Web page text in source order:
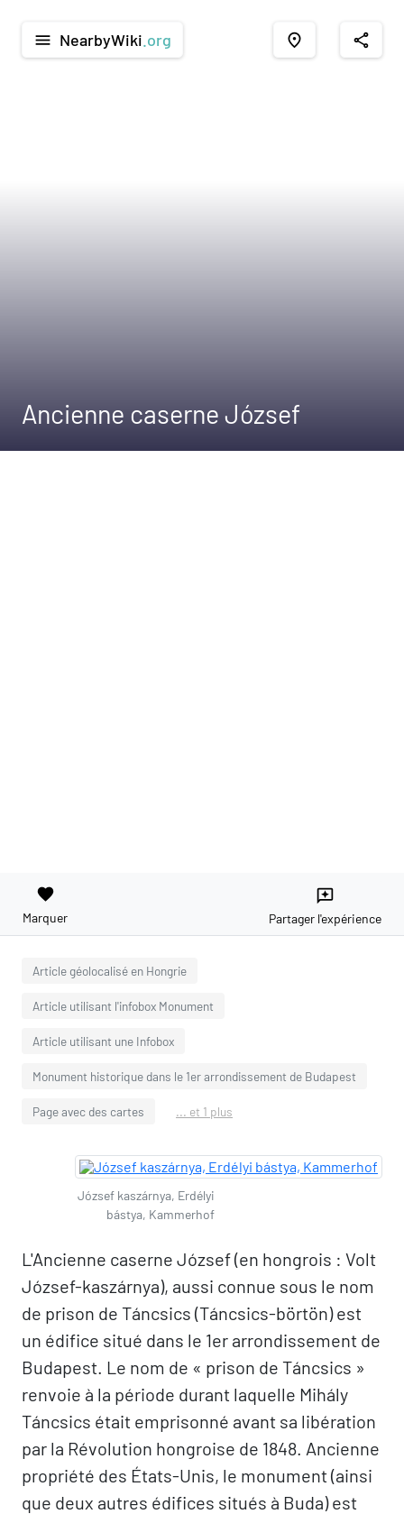
menu NearbyWiki .org place share
Ancienne caserne József
favorite
Marquer
reviews
Partager l'expérience
Article géolocalisé en Hongrie
Article utilisant l'infobox Monument
Article utilisant une Infobox
Monument historique dans le 1er arrondissement de Budapest
Page avec des cartes ... et 1 plus
József kaszárnya, Erdélyi
bástya, Kammerhof
L'Ancienne caserne József (en hongrois : Volt
József-kaszárnya), aussi connue sous le nom
de prison de Táncsics (Táncsics-börtön) est
un édifice situé dans le 1er arrondissement de
Budapest. Le nom de « prison de Táncsics »
renvoie à la période durant laquelle Mihály
Táncsics était emprisonné avant sa libération
par la Révolution hongroise de 1848. Ancienne
propriété des États-Unis, le monument (ainsi
que deux autres édifices situés à Buda) est